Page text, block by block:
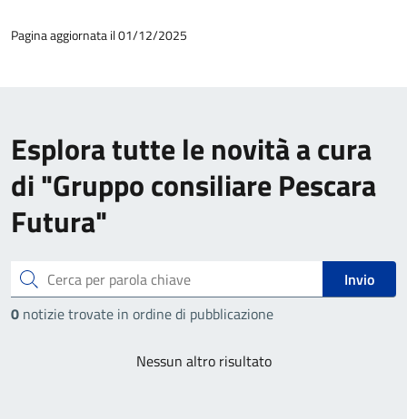
Pagina aggiornata il 01/12/2025
Esplora tutte le novità a cura
di "Gruppo consiliare Pescara
Futura"
Cerca
Invio
0 notizie trovate in ordine di pubblicazione
Nessun altro risultato